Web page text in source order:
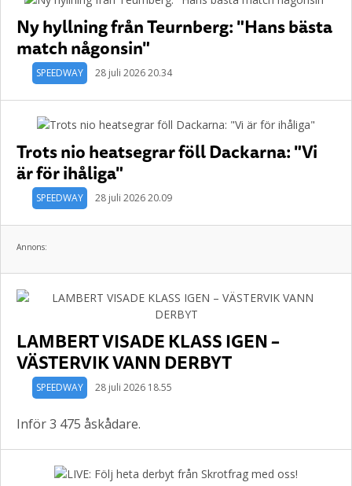
Ny hyllning från Teurnberg: "Hans bästa
match någonsin"
SPEEDWAY 28 juli 2026 20.34
Trots nio heatsegrar föll Dackarna: "Vi
är för ihåliga"
SPEEDWAY 28 juli 2026 20.09
Annons:
LAMBERT VISADE KLASS IGEN –
VÄSTERVIK VANN DERBYT
SPEEDWAY 28 juli 2026 18.55
Inför 3 475 åskådare.